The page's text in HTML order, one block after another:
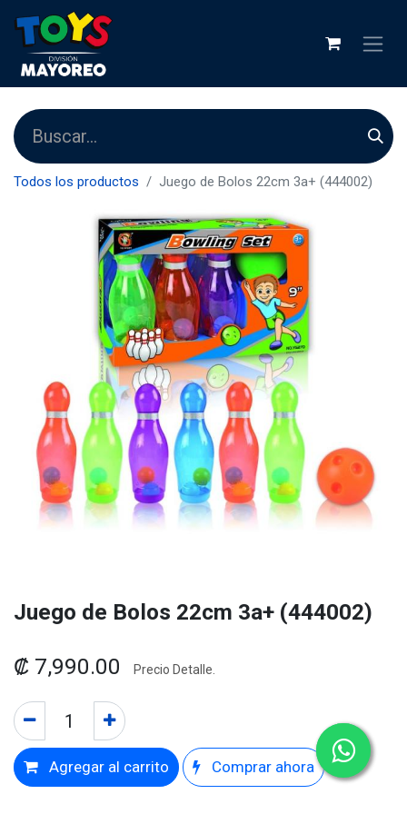
Todos los productos Juego de Bolos 22cm 3a+ (444002)
Juego de Bolos 22cm 3a+ (444002)
₡ 7,990.00 Precio Detalle.
Agregar al carrito Comprar ahora